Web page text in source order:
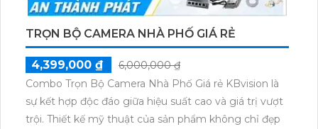
TRỌN BỘ CAMERA NHÀ PHỐ GIÁ RẺ
4,399,000 ₫
6,000,000 ₫
Combo Trọn Bộ Camera Nhà Phố Giá rẻ KBvision là
sự kết hợp độc đáo giữa hiệu suất cao và giá trị vượt
trội. Thiết kế mỹ thuật của sản phẩm không chỉ đẹp